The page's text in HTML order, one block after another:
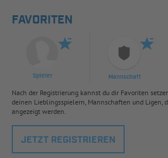
FAVORITEN
Spieler Mannschaft
Nach der Registrierung kannst du dir Favoriten
deinen Lieblingsspielern, Mannschaften und Ligen,
angezeigt werden.
JETZT REGISTRIEREN